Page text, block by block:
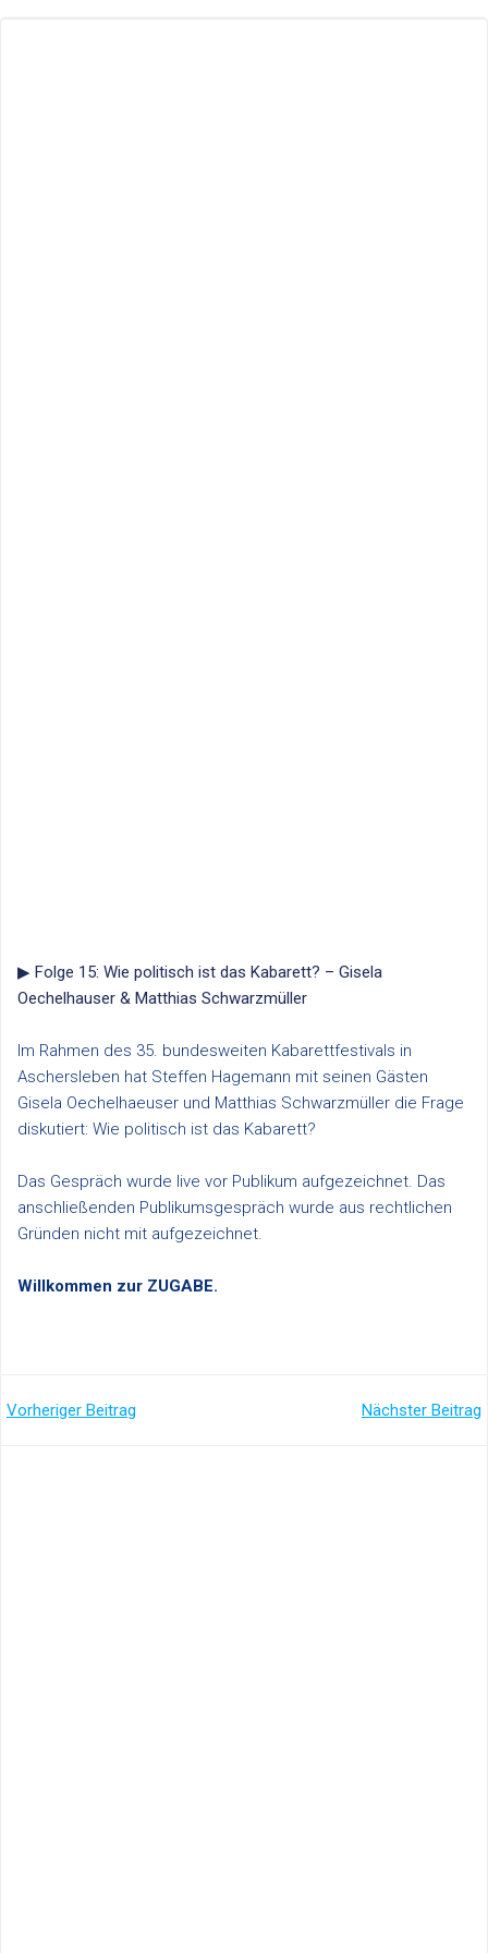
▶ Folge 15: Wie politisch ist das Kabarett? – Gisela
Oechelhauser & Matthias Schwarzmüller
Im Rahmen des 35. bundesweiten Kabarettfestivals in
Aschersleben hat Steffen Hagemann mit seinen Gästen
Gisela Oechelhaeuser und Matthias Schwarzmüller die Frage
diskutiert: Wie politisch ist das Kabarett?
Das Gespräch wurde live vor Publikum aufgezeichnet. Das
anschließenden Publikumsgespräch wurde aus rechtlichen
Gründen nicht mit aufgezeichnet.
Willkommen zur ZUGABE.
Post
Vorheriger Beitrag Nächster Beitrag